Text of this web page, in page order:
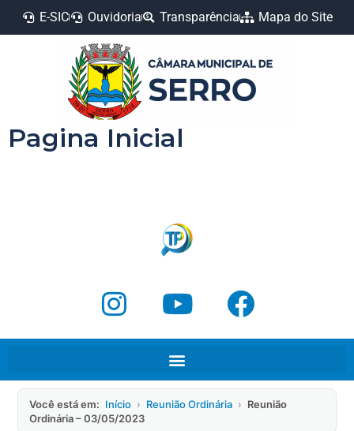
E-SIC Ouvidoria Transparência Mapa do Site
Pagina Inicial
Você está em: Início › Reunião Ordinária › Reunião
Ordinária – 03/05/2023